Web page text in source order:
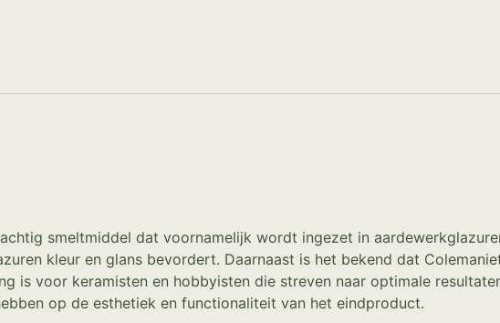
smeltmiddel dat voornamelijk wordt ingezet in
kleur en glans bevordert. Daarnaast is het bekend dat
is voor keramisten en hobbyisten die streven naar optimale
op de esthetiek en functionaliteit van het eindproduct.